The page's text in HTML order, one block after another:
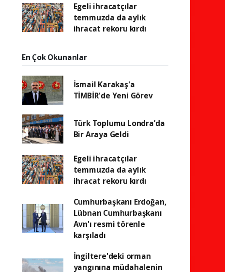
Egeli ihracatçılar
temmuzda da aylık
ihracat rekoru kırdı
En Çok Okunanlar
İsmail Karakaş'a
TİMBİR'de Yeni Görev
Türk Toplumu Londra’da
Bir Araya Geldi
Egeli ihracatçılar
temmuzda da aylık
ihracat rekoru kırdı
Cumhurbaşkanı Erdoğan,
Lübnan Cumhurbaşkanı
Avn'ı resmi törenle
karşıladı
İngiltere'deki orman
yangınına müdahalenin